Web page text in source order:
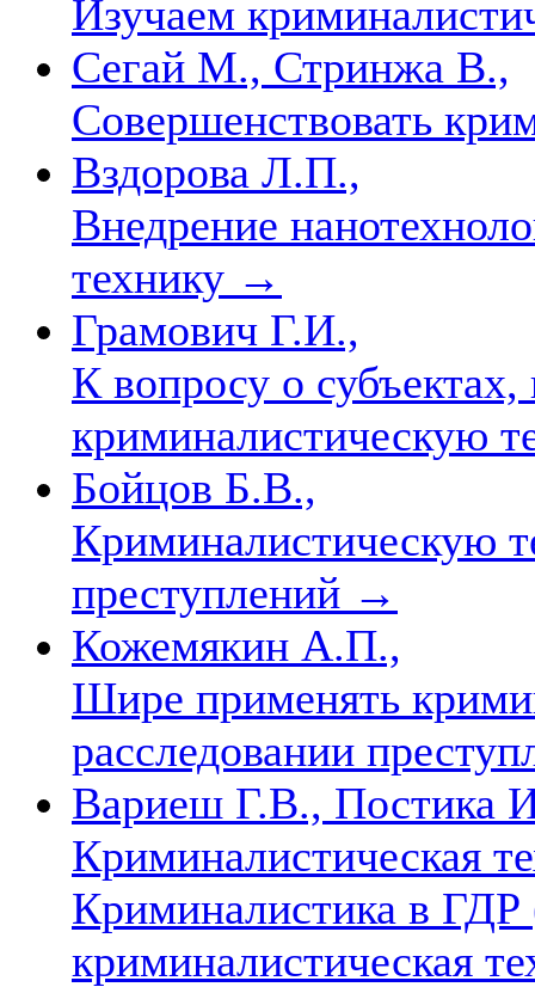
Изучаем
Сегай М., Стринжа В.,
Совершенствовать
Вздорова Л.П.,
Внедрение
технику →
Грамович Г.И.,
К вопросу о
криминалистическую
Бойцов Б.В.,
Криминалистическую
преступлений →
Кожемякин А.П.,
Шире применять
расследовании
Вариеш Г.В., Постика
Криминалистическая
Криминалистика в
криминалистическая